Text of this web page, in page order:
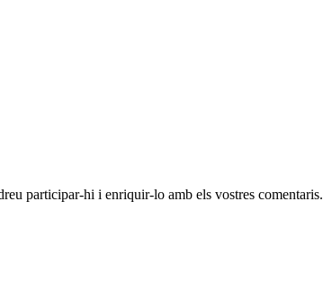
participar-hi i enriquir-lo amb els vostres comentaris.